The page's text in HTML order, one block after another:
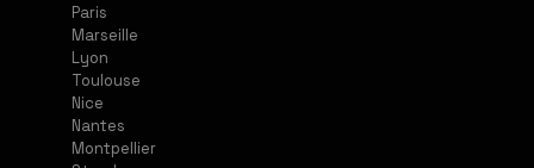
Paris
Marseille
Lyon
Toulouse
Nice
Nantes
Montpellier